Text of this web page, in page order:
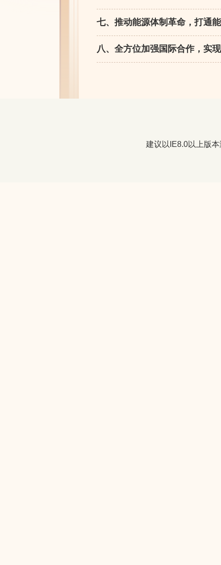
七、推动能源体制革命，打通
八、全方位加强国际合作，实
建议以IE8.0以上版